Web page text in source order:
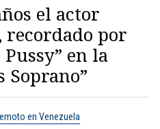
el actor
recordado por
en la
Soprano”
en Venezuela